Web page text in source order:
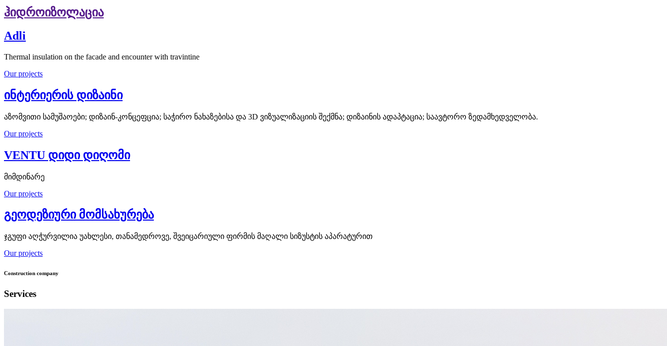
ჰიდროიზოლაცია
Adli
Thermal insulation on the facade and encounter with travintine
Our projects
ინტერიერის დიზაინი
აზომვითი სამუშაოები; დიზაინ-კონცეფცია; საჭირო ნახაზებისა და 3D ვიზუალიზაციის შექმნა; დიზაინის ადაპტაცია; საავტორო ზედამხედველობა.
Our projects
VENTU დიდი დიღომი
მიმდინარე
Our projects
გეოდეზიური მომსახურება
ჯგუფი აღჭურვილია უახლესი, თანამედროვე, შვეიცარიული ფირმის მაღალი სიზუსტის აპარატურით
Our projects
Construction company
Services